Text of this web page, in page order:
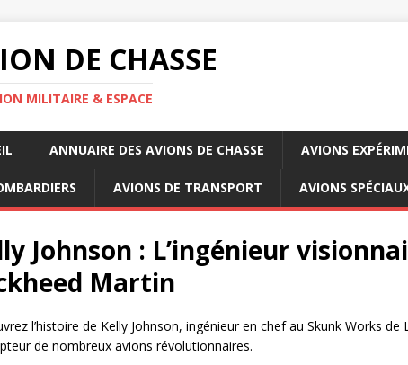
DE CHASSE
MILITAIRE & ESPACE
ANNUAIRE DES AVIONS DE CHASSE AVIONS
AVIONS DE TRANSPORT AVIONS
Johnson : L’ingénieur
Martin
l’histoire de Kelly Johnson, ingénieur en chef au Skunk Works
de nombreux avions révolutionnaires.